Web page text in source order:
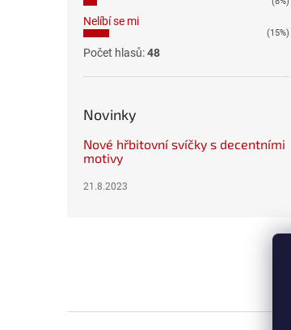
Nelíbí se mi
(15%)
Počet hlasů:48
Novinky
Nové hřbitovní svíčky s decentními
motivy
21.8.2023